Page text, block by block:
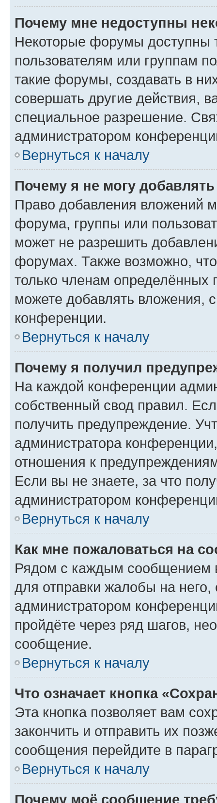
Почему мне недоступны
Некоторые форумы доступны
пользователям или группам
такие форумы, создавать в
совершать другие действия,
специальное разрешение.
администратором
Вернуться к началу
Почему я не могу
Право добавления вложений
форума, группы или
может не разрешить
форумах. Также возможно,
только членам определённых
можете добавлять вложения,
конференции.
Вернуться к началу
Почему я получил
На каждой конференции
собственный свод правил.
получить предупреждение.
администратора
отношения к
Если вы не знаете, за что
администратором
Вернуться к началу
Как мне пожаловаться на
Рядом с каждым сообщением
для отправки жалобы на
администратором
пройдёте через ряд шагов,
сообщение.
Вернуться к началу
Что означает кнопка
Эта кнопка позволяет вам
закончить и отправить их
сообщения перейдите в
Вернуться к началу
Почему моё сообщение